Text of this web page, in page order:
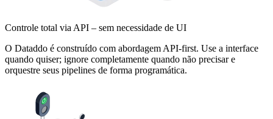
Controle total via API – sem necessidade de UI
O Dataddo é construído com abordagem API-first. Use a interface
quando quiser; ignore completamente quando não precisar e
orquestre seus pipelines de forma programática.